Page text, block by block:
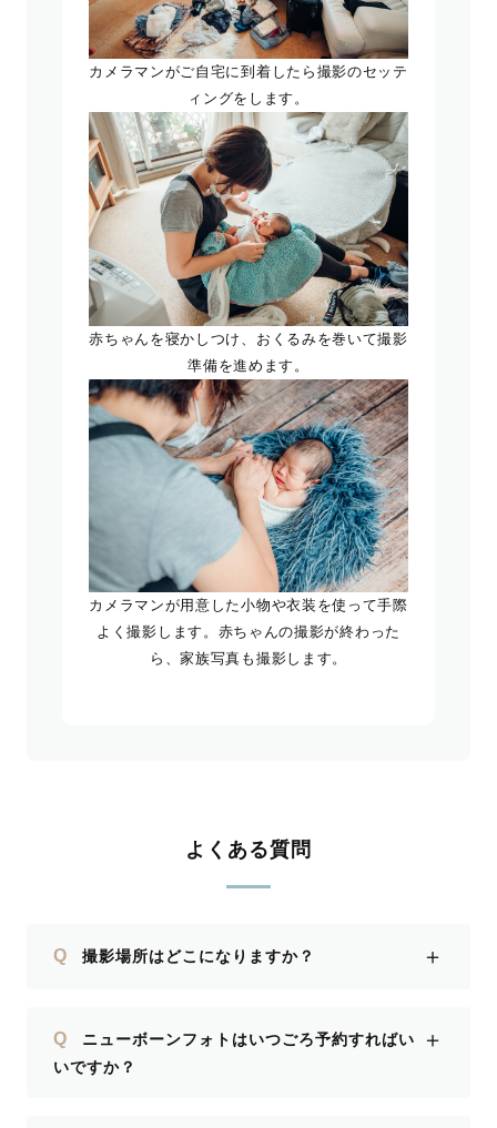
カメラマンがご自宅に到着したら撮影のセッテ
ィングをします。
赤ちゃんを寝かしつけ、おくるみを巻いて撮影
準備を進めます。
カメラマンが用意した小物や衣装を使って手際
よく撮影します。赤ちゃんの撮影が終わった
ら、家族写真も撮影します。
よくある質問
Q 撮影場所はどこになりますか？ ＋
Q
ニューボーンフォトはいつごろ予約すればい
いですか？
＋